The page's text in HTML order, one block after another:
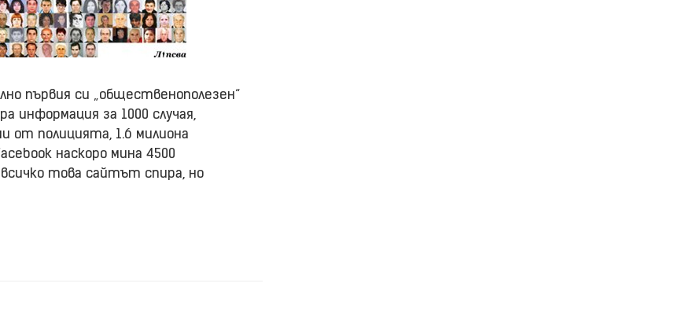
първия си „общественополезен“
информация за 1000 случая,
от полицията, 1.6 милиона
наскоро мина 4500
всичко това сайтът спира, но